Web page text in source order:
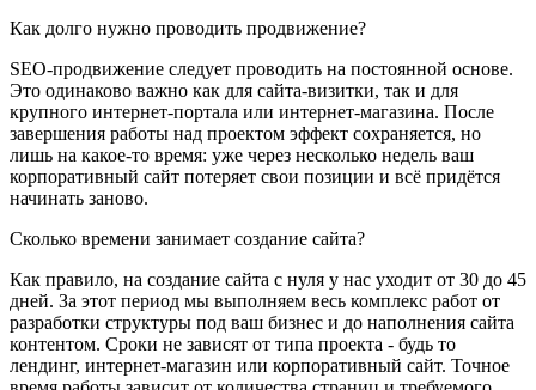
Как долго нужно проводить продвижение?
SEO-продвижение следует проводить на постоянной основе.
Это одинаково важно как для сайта-визитки, так и для
крупного интернет-портала или интернет-магазина. После
завершения работы над проектом эффект сохраняется, но
лишь на какое-то время: уже через несколько недель ваш
корпоративный сайт потеряет свои позиции и всё придётся
начинать заново.
Сколько времени занимает создание сайта?
Как правило, на создание сайта с нуля у нас уходит от 30 до 45
дней. За этот период мы выполняем весь комплекс работ от
разработки структуры под ваш бизнес и до наполнения сайта
контентом. Сроки не зависят от типа проекта - будь то
лендинг, интернет-магазин или корпоративный сайт. Точное